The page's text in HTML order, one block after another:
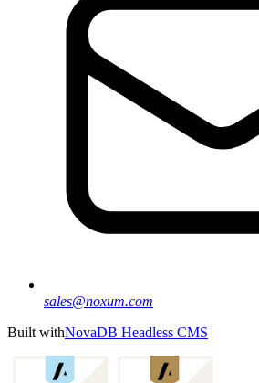
sales@noxum.com
Built withNovaDB Headless CMS